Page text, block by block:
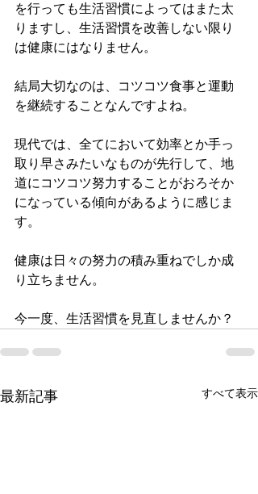
を行っても生活習慣によってはまた太
りますし、生活習慣を改善しない限り
は健康にはなりません。
結局大切なのは、コツコツ食事と運動
を継続することなんですよね。
現代では、全てにおいて効率とか手っ
取り早さみたいなものが先行して、地
道にコツコツ努力することがおろそか
になっている傾向があるように感じま
す。
健康は日々の努力の積み重ねでしか成
り立ちません。
今一度、生活習慣を見直しませんか？
最新記事 すべて表示